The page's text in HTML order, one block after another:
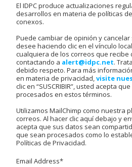
El IDPC produce actualizaciones
desarrollos en materia de políticas
conexos.
Puede cambiar de opinión y
desee haciendo clic en el vínculo
cualquiera de los correos que recibe
contactando a alert@idpc.net.
debido respeto. Para más
en materia de privacidad,visite
clic en “SUSCRIBIR”, usted acepta
procesados en estos términos.
Utilizamos MailChimp como nuestra
correos. Al hacer clic aquí debajo y
acepta que sus datos sean
que sean procesados como lo
Políticas de Privacidad.
Email Address*